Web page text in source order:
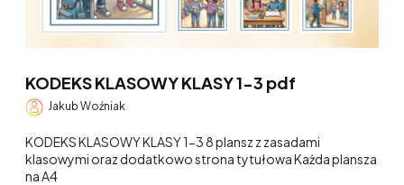
KODEKS KLASOWY KLASY 1-3 pdf
Jakub Woźniak
KODEKS KLASOWY KLASY 1-3 8 plansz z zasadami
klasowymi oraz dodatkowo strona tytułowa Każda plansza
na A4